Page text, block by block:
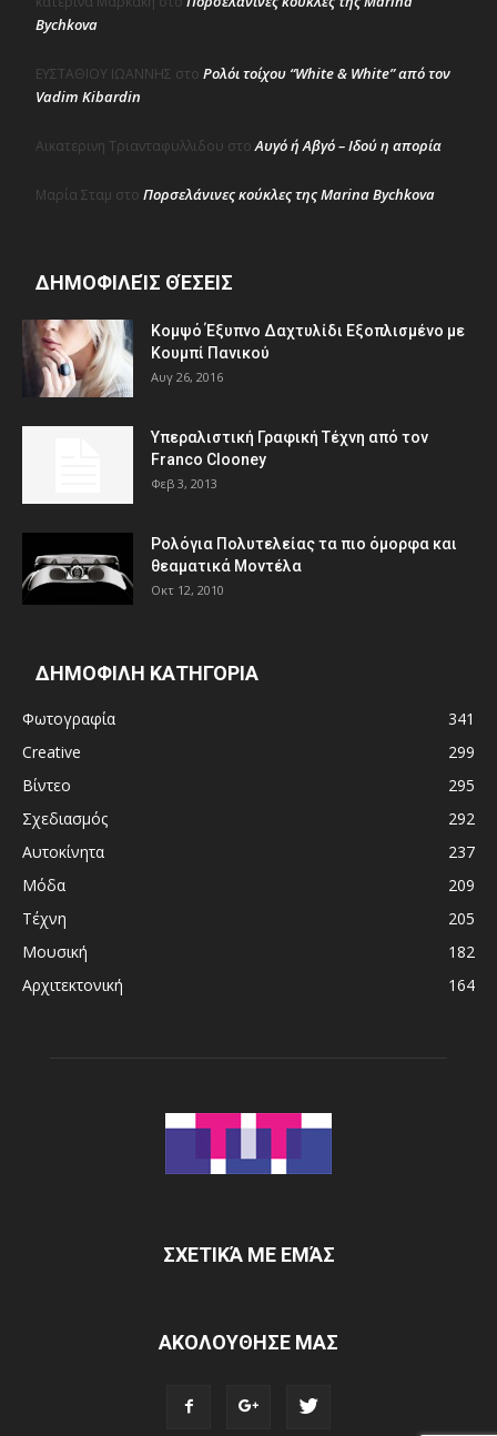
Bychkova
ΕΥΣΤΑΘΙΟΥ ΙΩΑΝΝΗΣ στο Ρολόι τοίχου “White & White” από τον
Vadim Kibardin
Αικατερινη Τριανταφυλλιδου στοΑυγό ή Αβγό – Ιδού η απορία
Μαρία Σταμ στο Πορσελάνινες κούκλες της Marina Bychkova
ΔΗΜΟΦΙΛΕΊΣ ΘΈΣΕΙΣ
Κομψό Έξυπνο Δαχτυλίδι Εξοπλισμένο με
Κουμπί Πανικού
Αυγ 26, 2016
Υπεραλιστική Γραφική Τέχνη από τον
Franco Clooney
Φεβ 3, 2013
Ρολόγια Πολυτελείας τα πιο όμορφα και
θεαματικά Μοντέλα
Οκτ 12, 2010
ΔΗΜΟΦΙΛΗ ΚΑΤΗΓΟΡΙΑ
Φωτογραφία
341
Creative
299
Βίντεο
295
Σχεδιασμός
292
Αυτοκίνητα
237
Μόδα
209
Τέχνη
205
Μουσική
182
Αρχιτεκτονική
164
ΣΧΕΤΙΚΆ ΜΕ ΕΜΆΣ
ΑΚΟΛΟΥΘΗΣΕ ΜΑΣ